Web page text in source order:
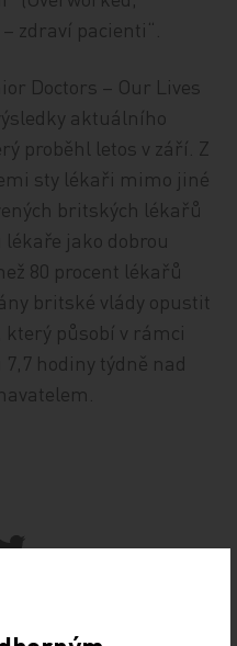
zdraví pacienti“.
Doctors – Our Lives
aktuálního
proběhl letos v září. Z
sty lékaři mimo jiné
britských lékařů
jako dobrou
80 procent lékařů
britské vlády opustit
působí v rámci
hodiny týdně nad